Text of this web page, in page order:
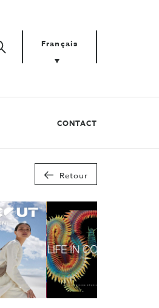
Français
CONTACT
Retour